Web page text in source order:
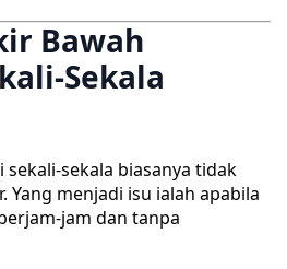
Bawah
Sekala
sekala biasanya tidak
Yang menjadi isu ialah apabila
jam dan tanpa